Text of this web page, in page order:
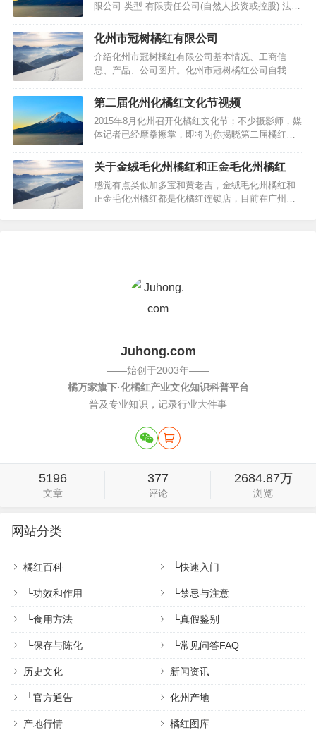
限公司 类型 有限责任公司(自然人投资或控股) 法定
2004年05月13日 住所 化州市鉴江经济试验开发区
营业期限自 2004年05月13日 营业期限至 长期 经营
范围 橘红技术开发；…
化州市冠树橘红有限公司
介绍化州市冠树橘红有限公司基本情况、工商信
息、产品、公司图片。化州市冠树橘红公司自我简
于橘红之乡化州市平定镇，一直专注于专业橘红加
工生产。冠树橘红现已形成专业车间流水生产和销
售团队，并树立“冠树橘红”品牌。提供橘红采购、代
工生产一体化服务。冠树橘红是国…
第二届化州化橘红文化节视频
2015年8月化州召开化橘红文化节；不少摄影师，媒
体记者已经摩拳擦掌，即将为你揭晓第二届橘红文
节相关视频 》...下面将为你摘录部分关于第二届化
橘红文化节的相关视频： …
关于金绒毛化州橘红和正金毛化州橘红
感觉有点类似加多宝和黄老吉，金绒毛化州橘红和
正金毛化州橘红都是化橘红连锁店，目前在广州和
Juhong.com
——始创于2003年——
橘万家旗下·化橘红产业文化知识科普平台
普及专业知识，记录行业大件事
5196
文章
377
评论
2684.87万
浏览
网站分类
橘红百科 └快速入门
└功效和作用 └禁忌与注意
└食用方法 └真假鉴别
└保存与陈化 └常见问答FAQ
历史文化 新闻资讯
└官方通告 化州产地
产地行情 橘红图库